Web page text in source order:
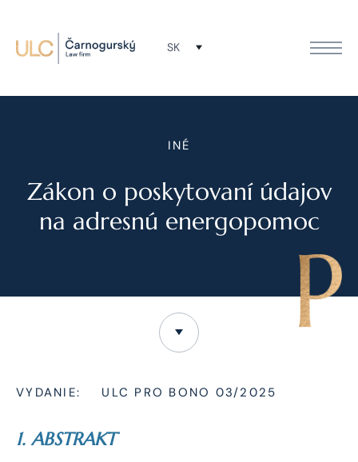
SK
INÉ
Zákon o poskytovaní údajov
na adresnú energopomoc
VYDANIE: ULC PRO BONO 03/2025
1. ABSTRAKT